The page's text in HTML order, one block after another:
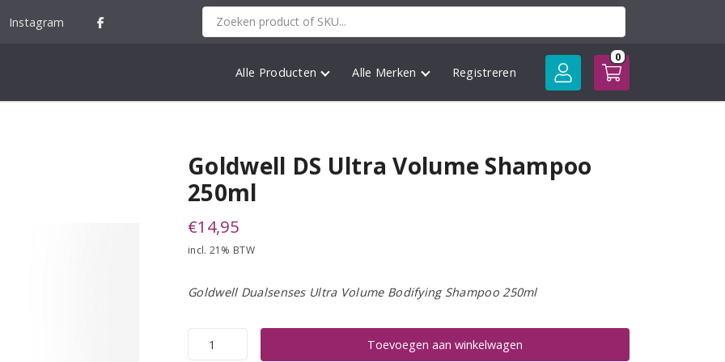
Instagram
Alle Producten Alle Merken Registreren
0
Goldwell DS Ultra Volume Shampoo
250ml
€14,95
incl. 21% BTW
Goldwell Dualsenses Ultra Volume Bodifying Shampoo 250ml
Goldwell
Toevoegen aan winkelwagen